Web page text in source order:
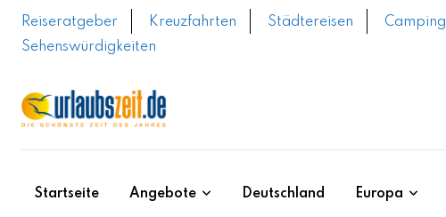
Skip
Reiseratgeber Kreuzfahrten Städtereisen Camping
Sehenswürdigkeiten
Startseite Angebote Deutschland Europa